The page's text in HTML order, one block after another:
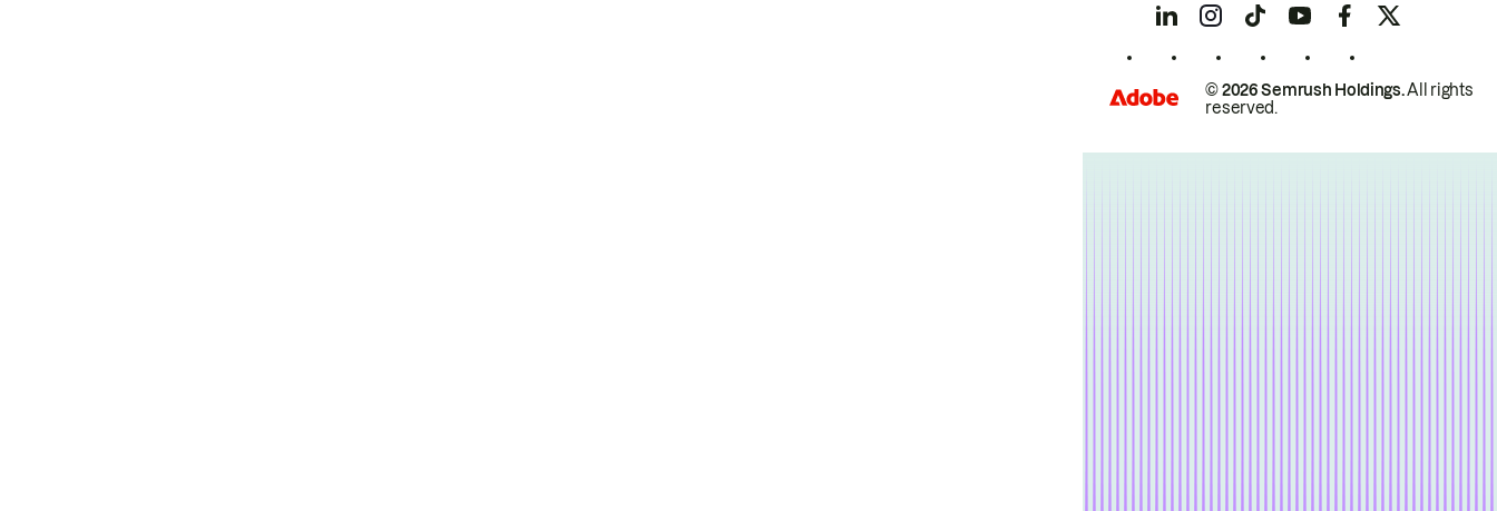
© 2026 Semrush Holdings.All rights
reserved.